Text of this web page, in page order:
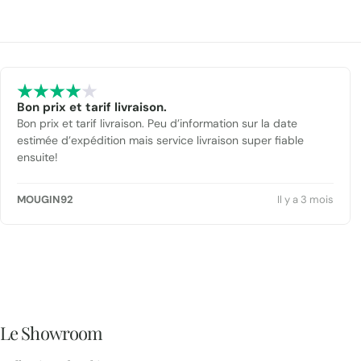
Bon prix et tarif livraison.
Bon prix et tarif livraison. Peu d’information sur la date
estimée d’expédition mais service livraison super fiable
ensuite!
MOUGIN92 Il y a 3 mois
Le Showroom